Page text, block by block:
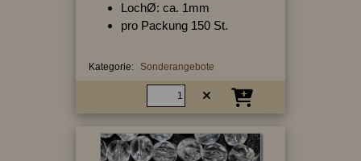
LochØ: ca. 1mm
pro Packung 150 St.
Kategorie: Sonderangebote